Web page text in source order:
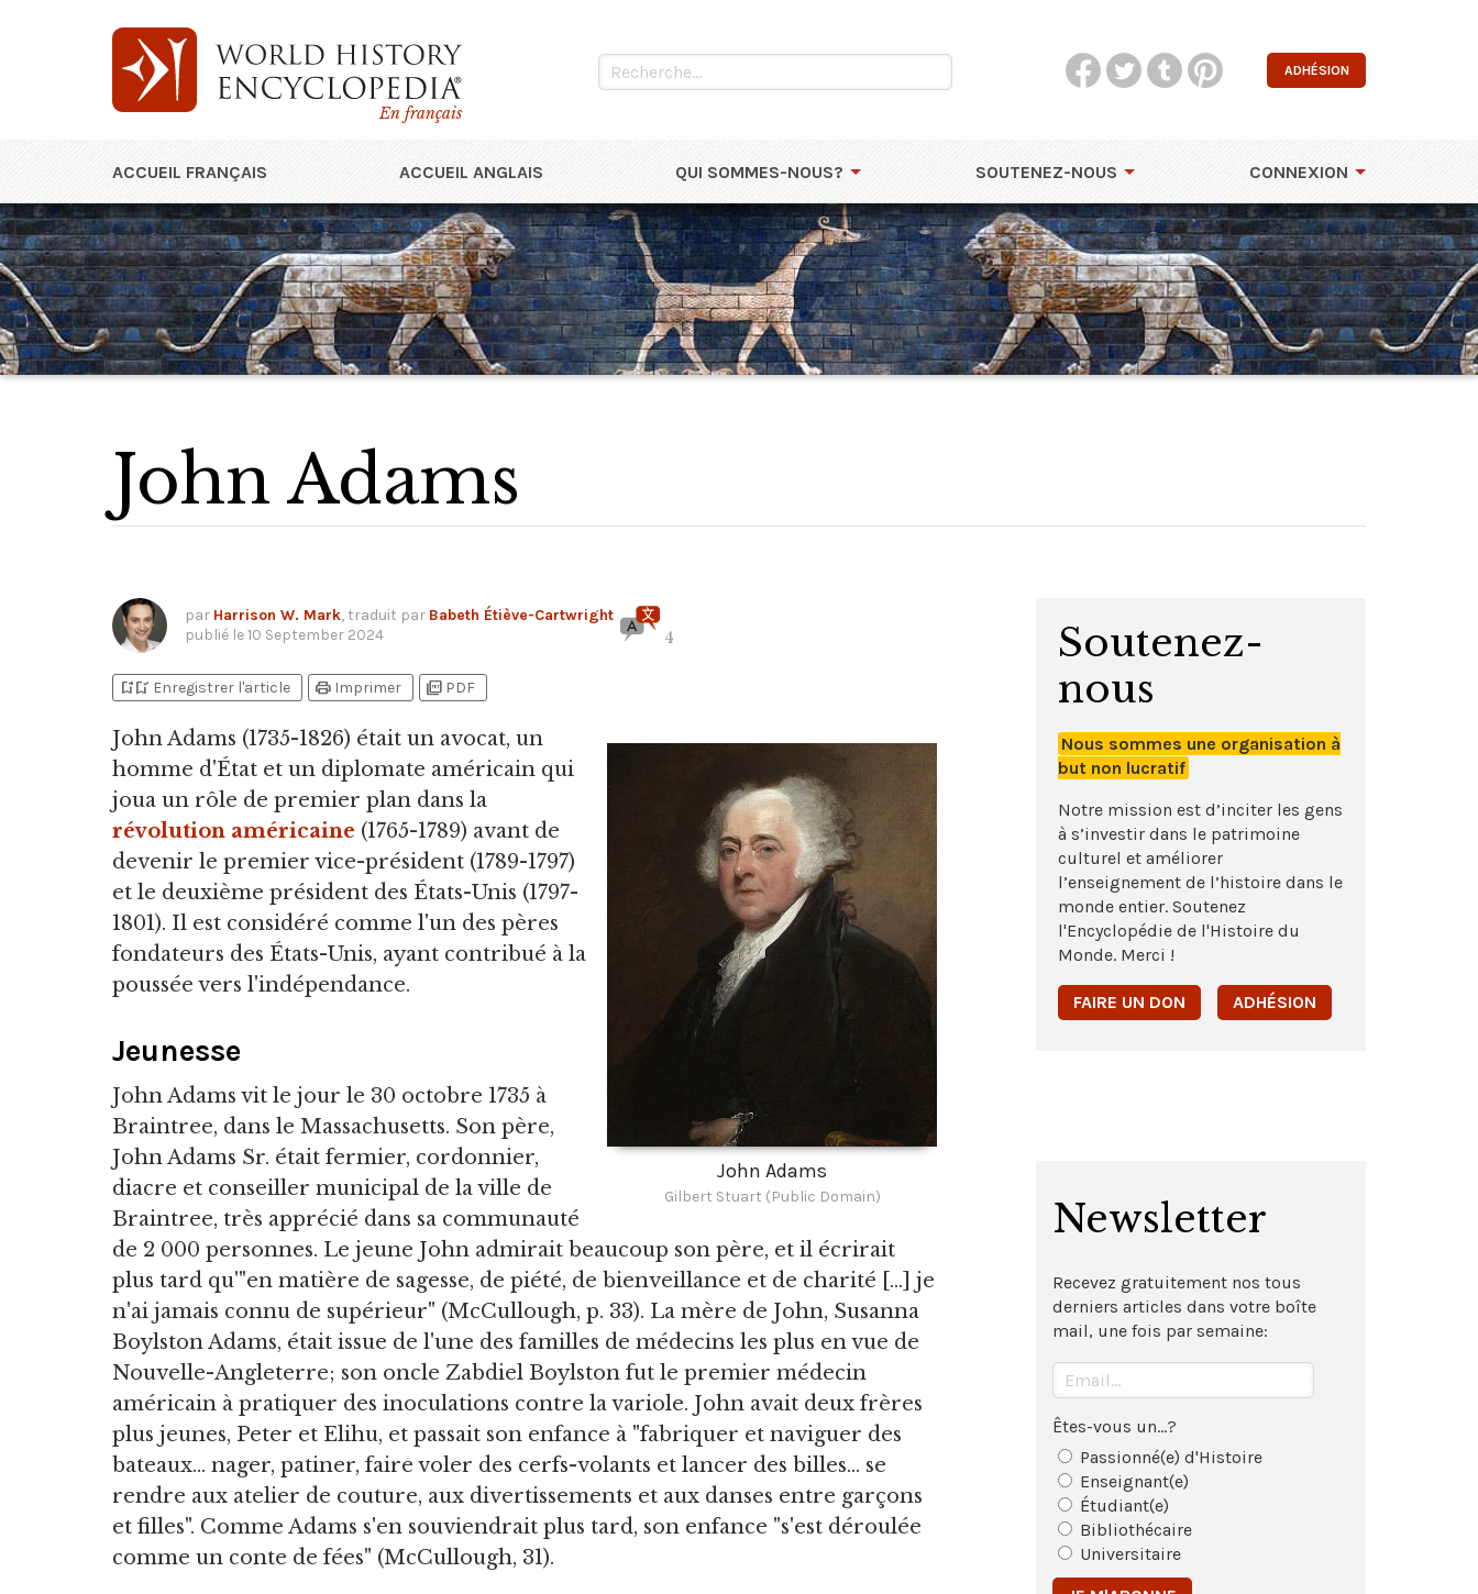
En français
ADHÉSION
ACCUEIL FRANÇAIS ACCUEIL ANGLAIS QUI SOMMES-NOUS? SOUTENEZ-NOUS CONNEXION
John Adams
par Harrison W. Mark, traduit par Babeth Étiève-Cartwright
publié le10 September 2024 4
bookmark_addbookmark_added Enregistrer l'article print Imprimer picture_as_pdf PDF
John Adams
Gilbert Stuart (Public Domain)
John Adams (1735-1826) était un avocat, un
homme d'État et un diplomate américain qui
joua un rôle de premier plan dans la
révolution américaine (1765-1789) avant de
devenir le premier vice-président (1789-1797)
et le deuxième président des États-Unis (1797-
1801). Il est considéré comme l'un des pères
fondateurs des États-Unis, ayant contribué à la
poussée vers l'indépendance.
Jeunesse
John Adams vit le jour le 30 octobre 1735 à
Braintree, dans le Massachusetts. Son père,
John Adams Sr. était fermier, cordonnier,
diacre et conseiller municipal de la ville de
Braintree, très apprécié dans sa communauté
de 2 000 personnes. Le jeune John admirait beaucoup son père, et il écrirait
plus tard qu'"en matière de sagesse, de piété, de bienveillance et de charité [...] je
n'ai jamais connu de supérieur" (McCullough, p. 33). La mère de John, Susanna
Boylston Adams, était issue de l'une des familles de médecins les plus en vue de
Nouvelle-Angleterre; son oncle Zabdiel Boylston fut le premier médecin
américain à pratiquer des inoculations contre la variole. John avait deux frères
plus jeunes, Peter et Elihu, et passait son enfance à "fabriquer et naviguer des
bateaux... nager, patiner, faire voler des cerfs-volants et lancer des billes... se
rendre aux atelier de couture, aux divertissements et aux danses entre garçons
et filles". Comme Adams s'en souviendrait plus tard, son enfance "s'est déroulée
comme un conte de fées" (McCullough, 31).
Soutenez-
nous
Nous sommes une organisation à
but non lucratif
Notre mission est d’inciter les gens
à s’investir dans le patrimoine
culturel et améliorer
l’enseignement de l’histoire dans le
monde entier. Soutenez
l'Encyclopédie de l'Histoire du
Monde. Merci !
FAIRE UN DON ADHÉSION
Newsletter
Recevez gratuitement nos tous
derniers articles dans votre boîte
mail, une fois par semaine:
Êtes-vous un...?
Passionné(e) d'Histoire
Enseignant(e)
Étudiant(e)
Bibliothécaire
Universitaire